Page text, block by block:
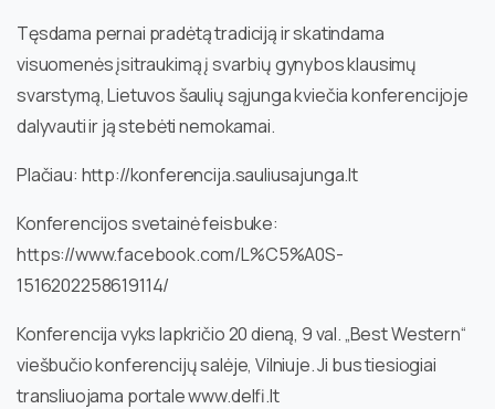
Tęsdama pernai pradėtą tradiciją ir skatindama
visuomenės įsitraukimą į svarbių gynybos klausimų
svarstymą, Lietuvos šaulių sąjunga kviečia konferencijoje
dalyvauti ir ją stebėti nemokamai.
Plačiau: http://konferencija.sauliusajunga.lt
Konferencijos svetainė feisbuke:
https://www.facebook.com/L%C5%A0S-
1516202258619114/
Konferencija vyks lapkričio 20 dieną, 9 val. „Best Western“
viešbučio konferencijų salėje, Vilniuje. Ji bus tiesiogiai
transliuojama portale www.delfi.lt